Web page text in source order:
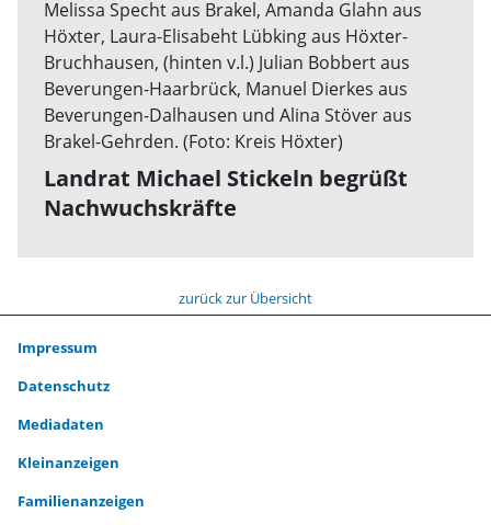
Landrat Michael Stickeln begrüßt
Nachwuchskräfte
zurück zur Übersicht
Impressum
Datenschutz
Mediadaten
Kleinanzeigen
Familienanzeigen